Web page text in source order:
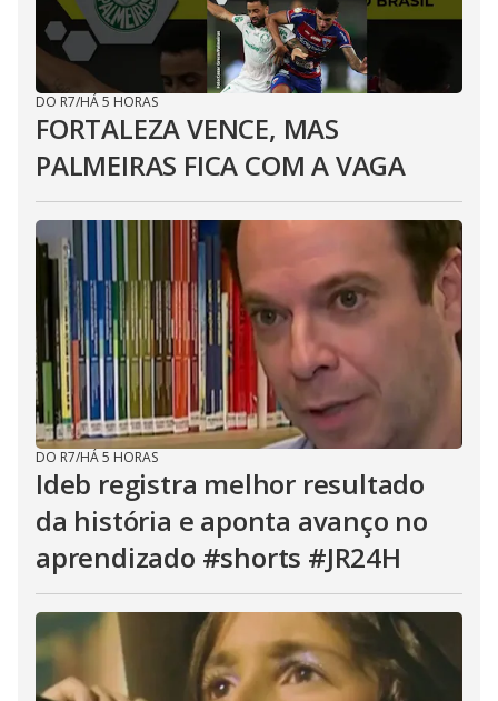
DO R7/HÁ 5 HORAS
FORTALEZA VENCE, MAS
PALMEIRAS FICA COM A VAGA
DO R7/HÁ 5 HORAS
Ideb registra melhor resultado
da história e aponta avanço no
aprendizado #shorts #JR24H